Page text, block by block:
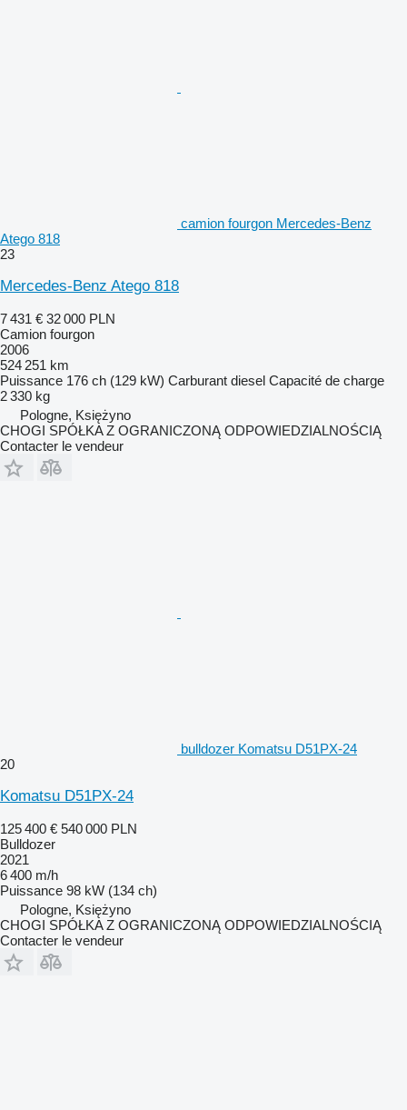
camion fourgon Mercedes-Benz
Atego 818
23
Mercedes-Benz Atego 818
7 431 € 32 000 PLN
Camion fourgon
2006
524 251 km
Puissance 176 ch (129 kW) Carburant diesel Capacité de charge
2 330 kg
Pologne, Księżyno
CHOGI SPÓŁKA Z OGRANICZONĄ ODPOWIEDZIALNOŚCIĄ
Contacter le vendeur
bulldozer Komatsu D51PX-24
20
Komatsu D51PX-24
125 400 € 540 000 PLN
Bulldozer
2021
6 400 m/h
Puissance 98 kW (134 ch)
Pologne, Księżyno
CHOGI SPÓŁKA Z OGRANICZONĄ ODPOWIEDZIALNOŚCIĄ
Contacter le vendeur